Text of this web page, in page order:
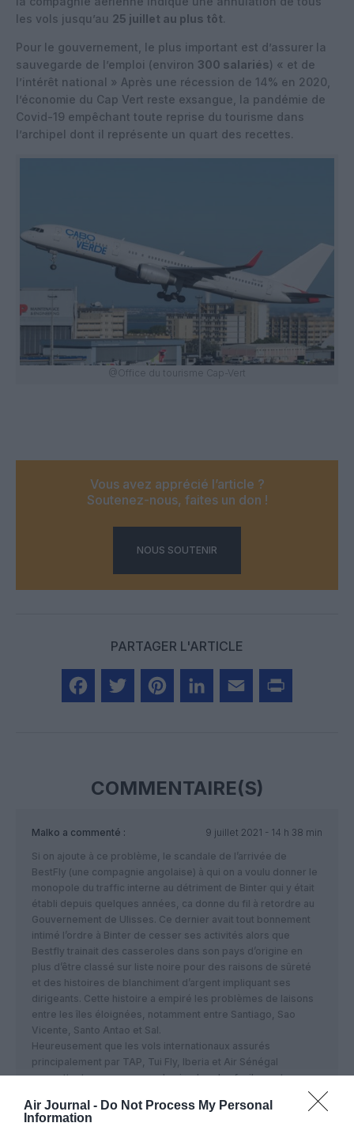
Air Journal - Do Not Process My Personal
Information
les vols jusqu’au 25 juillet au plus tôt.
Pour le gouvernement, le plus important est d’assurer la
sauvegarde de l’emploi (environ 300 salariés) « et de
l’intérêt national » Après une récession de 14% en 2020,
l’économie du Cap Vert reste exsangue, la pandémie de
Covid-19 empêchant toute reprise du tourisme dans
l’archipel dont il représente un quart des recettes.
@Office du tourisme Cap-Vert
Vous avez apprécié l’article ?
Soutenez-nous, faites un don !
NOUS SOUTENIR
PARTAGER L'ARTICLE
COMMENTAIRE(S)
Malko a commenté :
9 juillet 2021 - 14 h 38 min
Si on ajoute à ce problème, le scandale de l’arrivée de
BestFly (une compagnie angolaise) à qui on a voulu donner le
monopole du traffic interne au détriment de Binter qui y était
établi depuis quelques années, ca donne du fil à retordre au
Gouvernement de Ulisses. Ce dernier avait tout bonnement
intimé l’ordre à Binter de cesser ses activités alors que
Bestfly trainait des casseroles dans son pays d’origine en
plus d’être classé sur liste noire pour des raisons de sûreté
et des histoires de blanchiment d’argent impliquant ses
dirigeants. Cette histoire a empiré les problèmes de laisons
entre les îles éloignées, notamment entre Santiago, Sao
Vicente, Santo Antao et Sal.
Heureusement que les vols internationaux assurés
principalement par TAP, Tui Fly, Iberia et Air Sénégal
permettent aux voyageurs de circuler plus facilement.
RÉPONDRE